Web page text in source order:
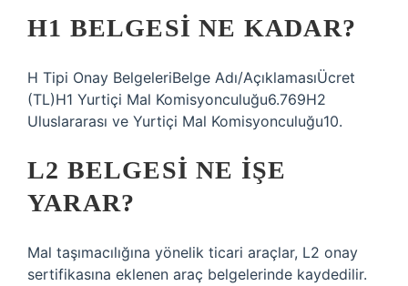
H1 BELGESI NE KADAR?
H Tipi Onay BelgeleriBelge Adı/AçıklamasıÜcret
(TL)H1 Yurtiçi Mal Komisyonculuğu6.769H2
Uluslararası ve Yurtiçi Mal Komisyonculuğu10.
L2 BELGESI NE IŞE
YARAR?
Mal taşımacılığına yönelik ticari araçlar, L2 onay
sertifikasına eklenen araç belgelerinde kaydedilir.